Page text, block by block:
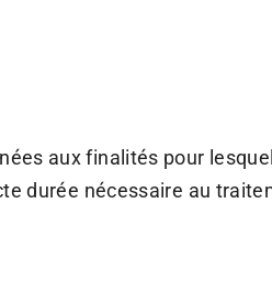
aux finalités pour
durée nécessaire au